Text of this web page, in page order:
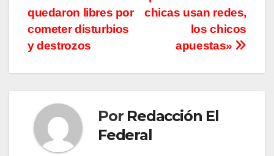
chicas usan redes,
los chicos
apuestas»
quedaron libres por
cometer disturbios
y destrozos
Por Redacción El
Federal